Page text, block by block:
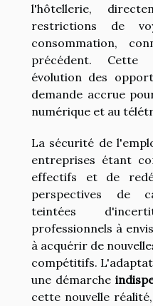
l'hôtellerie,
restrictions de
consommation,
précédent. Cette
évolution des
demande accrue
numérique et au
La sécurité de
entreprises étant
effectifs et de
perspectives de
teintées
professionnels à
à acquérir de
compétitifs.
une démarche
cette nouvelle